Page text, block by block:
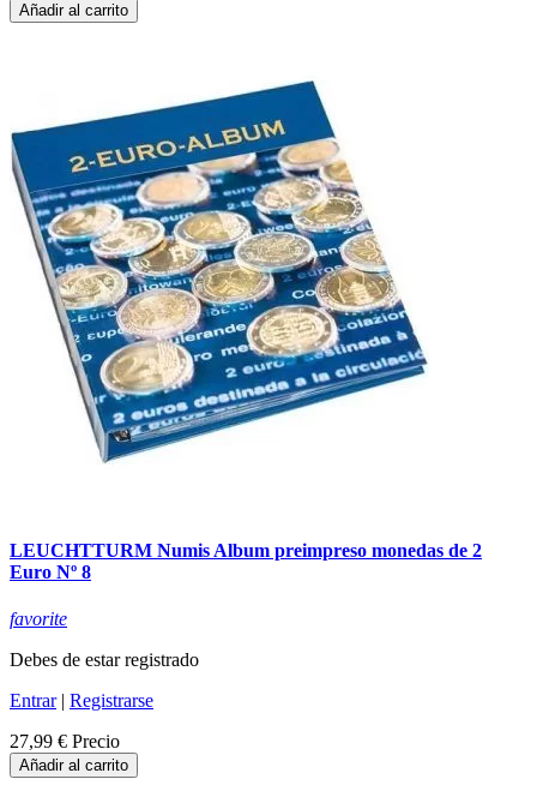
Añadir al carrito
LEUCHTTURM Numis Album preimpreso monedas de 2
Euro Nº 8
favorite
Debes de estar registrado
Entrar| Registrarse
27,99 € Precio
Añadir al carrito